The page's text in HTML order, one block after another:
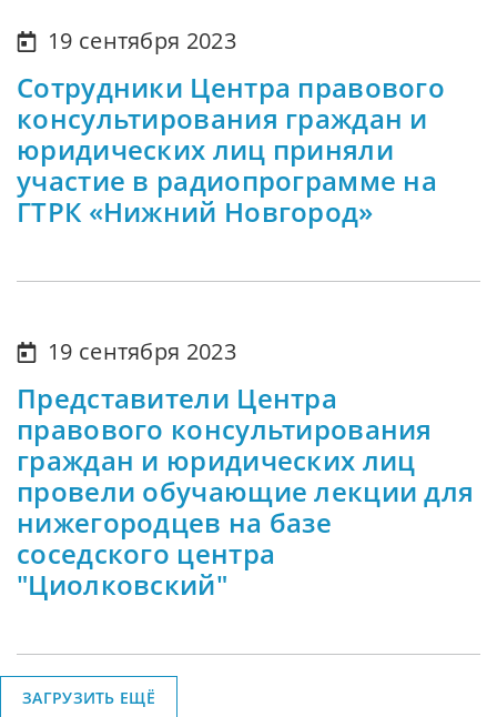
19 сентября 2023
Сотрудники Центра правового
консультирования граждан и
юридических лиц приняли
участие в радиопрограмме на
ГТРК «Нижний Новгород»
19 сентября 2023
Представители Центра
правового консультирования
граждан и юридических лиц
провели обучающие лекции для
нижегородцев на базе
соседского центра
"Циолковский"
ЗАГРУЗИТЬ ЕЩЁ